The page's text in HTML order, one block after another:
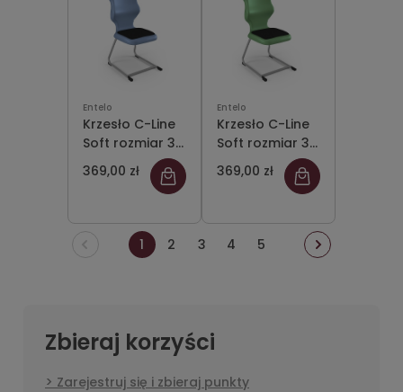
Entelo
Krzesło C-Line
Soft rozmiar 3
siedzisko
pastelowy
niebieski/stelaż
szary
369,00 zł
Entelo
Krzesło C-Line
Soft rozmiar 3
siedzisko
pastelowy
zielony/stelaż
szary
369,00 zł
1 2 3 4 5
Zbieraj korzyści
Zarejestruj się i zbieraj punkty